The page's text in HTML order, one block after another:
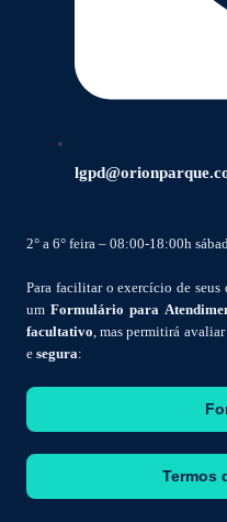
2° a 6° feira – 08:00-18:00h
Para facilitar o exercício de
um Formulário para
facultativo, mas permitirá
e segura:
Termos